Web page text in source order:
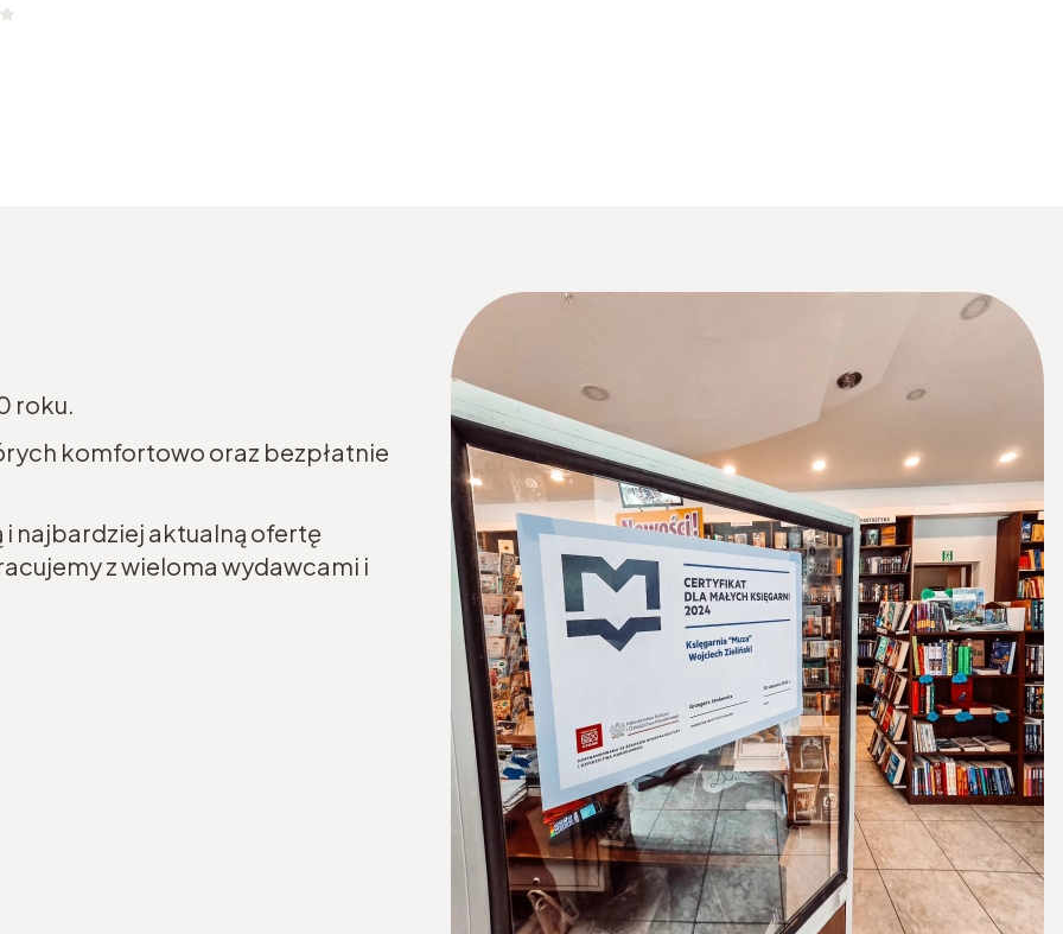
roku.
komfortowo oraz bezpłatnie
najbardziej aktualną ofertę
z wieloma wydawcami i